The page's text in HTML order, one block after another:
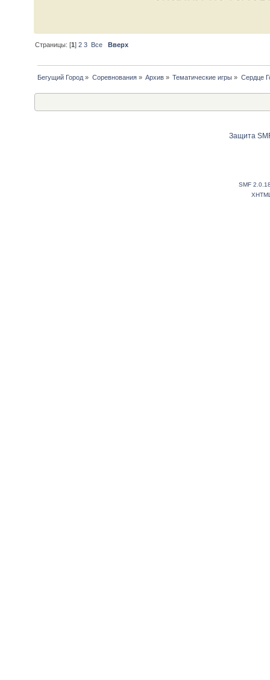
Страницы: [1]2 3 Все Вверх
Бегущий Город» Соревнования» Архив » Тематические игры » Сердце
Защита
SMF